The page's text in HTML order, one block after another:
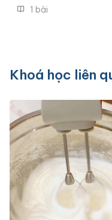
các khoá bánh mì tại
1 bài
Khoá học liên